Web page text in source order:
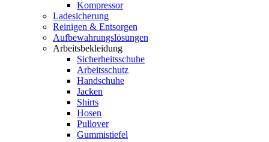
Kompressor
Ladesicherung
Reinigen & Entsorgen
Aufbewahrungslösungen
Arbeitsbekleidung
Sicherheitsschuhe
Arbeitsschutz
Handschuhe
Jacken
Shirts
Hosen
Pullover
Gummistiefel